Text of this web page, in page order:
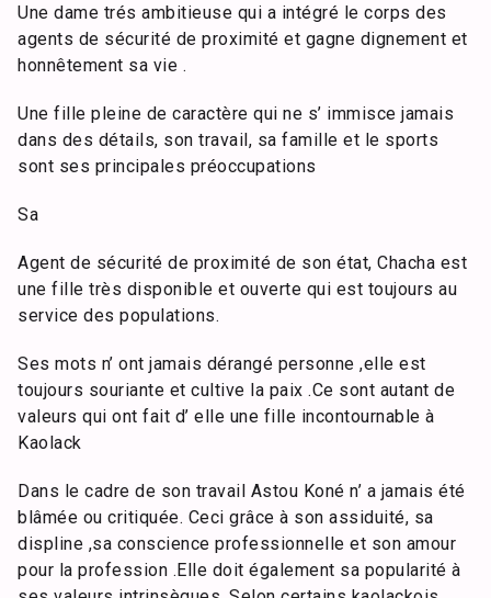
Une dame trés ambitieuse qui a intégré le corps des
agents de sécurité de proximité et gagne dignement et
honnêtement sa vie .
Une fille pleine de caractère qui ne s’ immisce jamais
dans des détails, son travail, sa famille et le sports
sont ses principales préoccupations
Sa
Agent de sécurité de proximité de son état, Chacha est
une fille très disponible et ouverte qui est toujours au
service des populations.
Ses mots n’ ont jamais dérangé personne ,elle est
toujours souriante et cultive la paix .Ce sont autant de
valeurs qui ont fait d’ elle une fille incontournable à
Kaolack
Dans le cadre de son travail Astou Koné n’ a jamais été
blâmée ou critiquée. Ceci grâce à son assiduité, sa
displine ,sa conscience professionnelle et son amour
pour la profession .Elle doit également sa popularité à